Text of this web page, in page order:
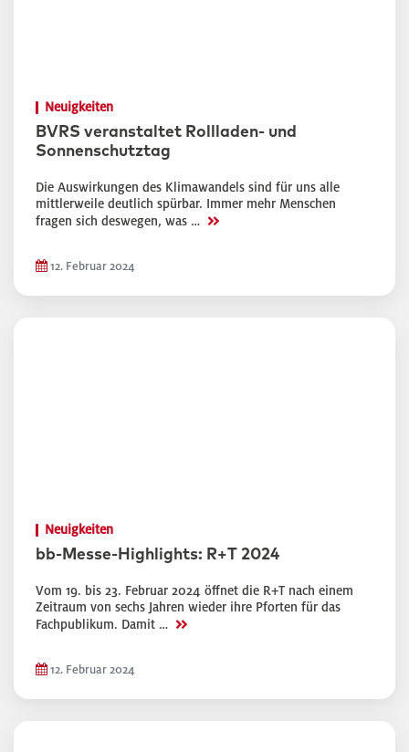
Neuigkeiten
BVRS veranstaltet Rollladen- und
Sonnenschutztag
Die Auswirkungen des Klimawandels sind für uns alle
mittlerweile deutlich spürbar. Immer mehr Menschen
fragen sich deswegen, was … >>
12. Februar 2024
Neuigkeiten
bb-Messe-Highlights: R+T 2024
Vom 19. bis 23. Februar 2024 öffnet die R+T nach einem
Zeitraum von sechs Jahren wieder ihre Pforten für das
Fachpublikum. Damit … >>
12. Februar 2024